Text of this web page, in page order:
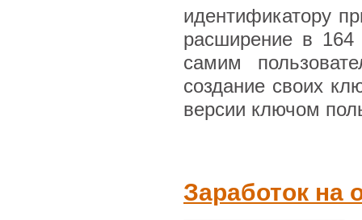
идентификатору
расширение в 164
самим
создание своих
версии ключом
Заработок на